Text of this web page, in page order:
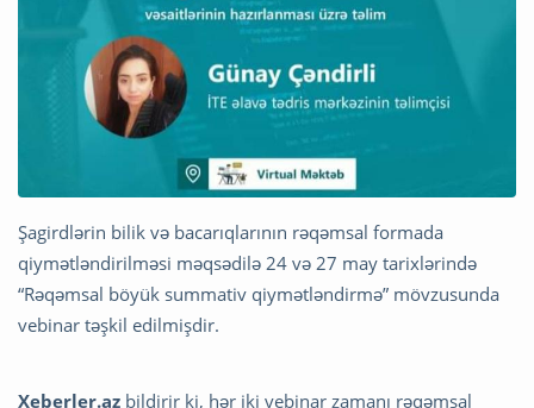
Şagirdlərin bilik və bacarıqlarının rəqəmsal formada
qiymətləndirilməsi məqsədilə 24 və 27 may tarixlərində
“Rəqəmsal böyük summativ qiymətləndirmə” mövzusunda
vebinar təşkil edilmişdir.
Xeberler.az bildirir ki, hər iki vebinar zamanı rəqəmsal